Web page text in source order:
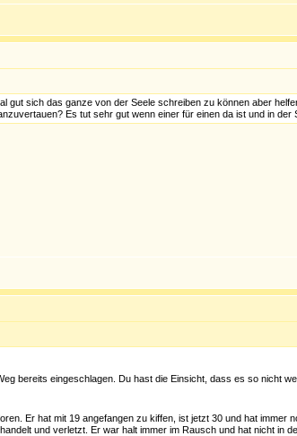
gut sich das ganze von der Seele schreiben zu können aber
Es tut sehr gut wenn einer für einen da ist und in der
bereits eingeschlagen. Du hast die Einsicht, dass es so nicht
Er hat mit 19 angefangen zu kiffen, ist jetzt 30 und hat
und verletzt. Er war halt immer im Rausch und hat nicht in